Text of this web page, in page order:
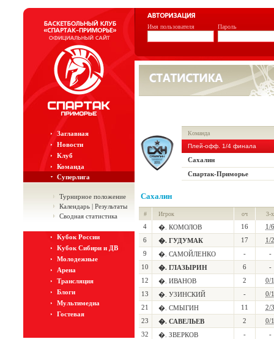
Имя пользователя Пароль
Заглавная
Новости
Клуб
Команда
Суперлига
Турнирное положение
Календарь | Результаты
Сводная статистика
Кубок России
Кубок Сибири и ДВ
Молодежные
Арена
Трансляция
Блоги
Мультимедиа
Гостевая
Команда
Плей-офф. 1/4 финала
Сахалин
Спартак-Приморье
Сахалин
# Игрок оч 3-х
4 �. КОМОЛОВ 16
1/6
6
�. ГУДУМАК 17
1/2
9
�. САМОЙЛЕНКО -
-
10
�. ГЛАЗЫРИН 6
-
12
�. ИВАНОВ 2
0/1
13
�. УЗИНСКИЙ -
0/1
21
�. СМЫГИН 11
2/3
23
�. САВЕЛЬЕВ 2
0/1
32
�. ЗВЕРКОВ -
-